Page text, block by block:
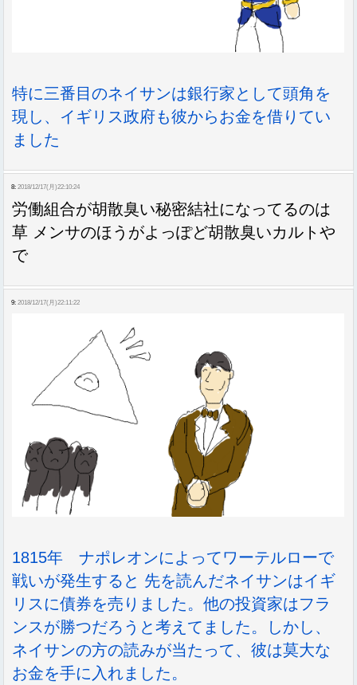
特に三番目のネイサンは銀行家として頭角を
現し、イギリス政府も彼からお金を借りてい
ました
8: 2018/12/17(月)22:10:24
労働組合が胡散臭い秘密結社になってるのは
草 メンサのほうがよっぽど胡散臭いカルトや
で
9: 2018/12/17(月)22:11:22
1815年 ナポレオンによってワーテルローで
戦いが発生すると 先を読んだネイサンはイギ
リスに債券を売りました。他の投資家はフラ
ンスが勝つだろうと考えてました。しかし、
ネイサンの方の読みが当たって、彼は莫大な
お金を手に入れました。